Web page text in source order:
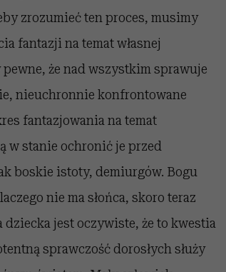
zrozumieć ten proces, musimy
fantazji na temat własnej
że nad wszystkim sprawuje
nieuchronnie konfrontowane
fantazjowania na temat
w stanie ochronić je przed
boskie istoty, demiurgów. Bogu
nie ma słońca, skoro teraz
jest oczywiste, że to kwestia
sprawczość dorosłych służy